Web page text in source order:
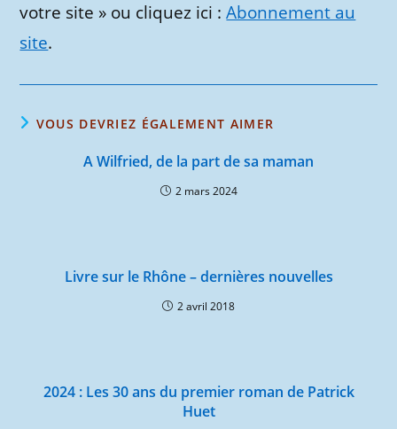
votre site » ou cliquez ici :Abonnement au
site.
VOUS DEVRIEZ ÉGALEMENT AIMER
A Wilfried, de la part de sa maman
2 mars 2024
Livre sur le Rhône – dernières nouvelles
2 avril 2018
2024 : Les 30 ans du premier roman de Patrick
Huet